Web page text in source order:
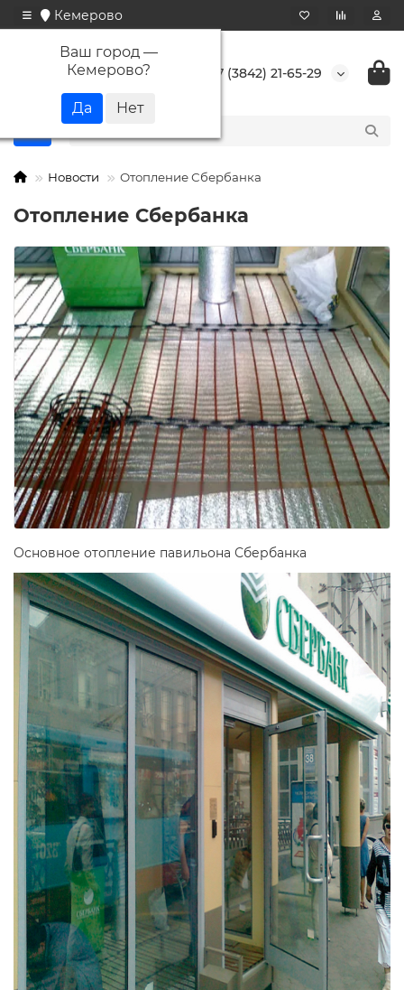
Кемерово
Ваш город —
Кемерово? +7 (3842) 21-65-29
Новости Отопление Сбербанка
Отопление Сбербанка
Основное отопление павильона Сбербанка